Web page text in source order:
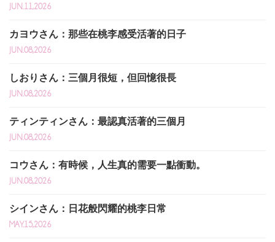
JUN.11,2026
カヨウさん：那些在桃李感受活著的日子
JUN.08,2026
しおりさん：三個月很短，但回憶很長
JUN.08,2026
ティンティンさん：最認真活著的三個月
JUN.08,2026
コウさん：有時候，人生真的需要一點衝動。
JUN.08,2026
シインさん：日花般閃耀的桃李日常
MAY.15,2026